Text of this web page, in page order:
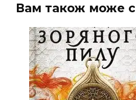
Вам також може